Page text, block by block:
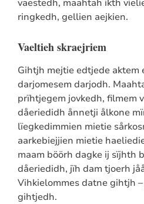
vaestedh, maahtah ikth
ringkedh, gellien aejkien.
Vaeltieh skraejriem
Gihtjh mejtie edtjede aktem
darjomesem darjodh.
prïhtjegem jovkedh, filmem
dåeriedidh ånnetji ålkone
lïegkedimmien mietie
aarkebiejjien mietie
maam böörh dagke ij sïjhth
dåeriedidh, jïh dam tjoerh
Vihkielommes datne gihtjh
gihtjedh.